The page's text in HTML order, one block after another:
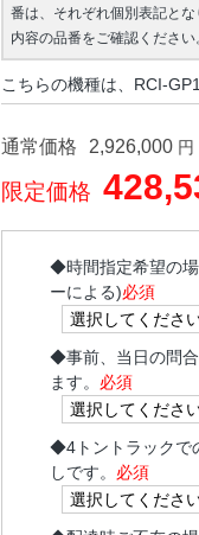
番は、それぞれ個別表記と
内容の品番をご確認ください
こちらの機種は、RCI-
通常価格 2,926,000 円
限定価格
◆時間指定希望の
ーによる)必須
◆事前、当日の問
ます。 必須
◆4トントラックで
しです。 必須